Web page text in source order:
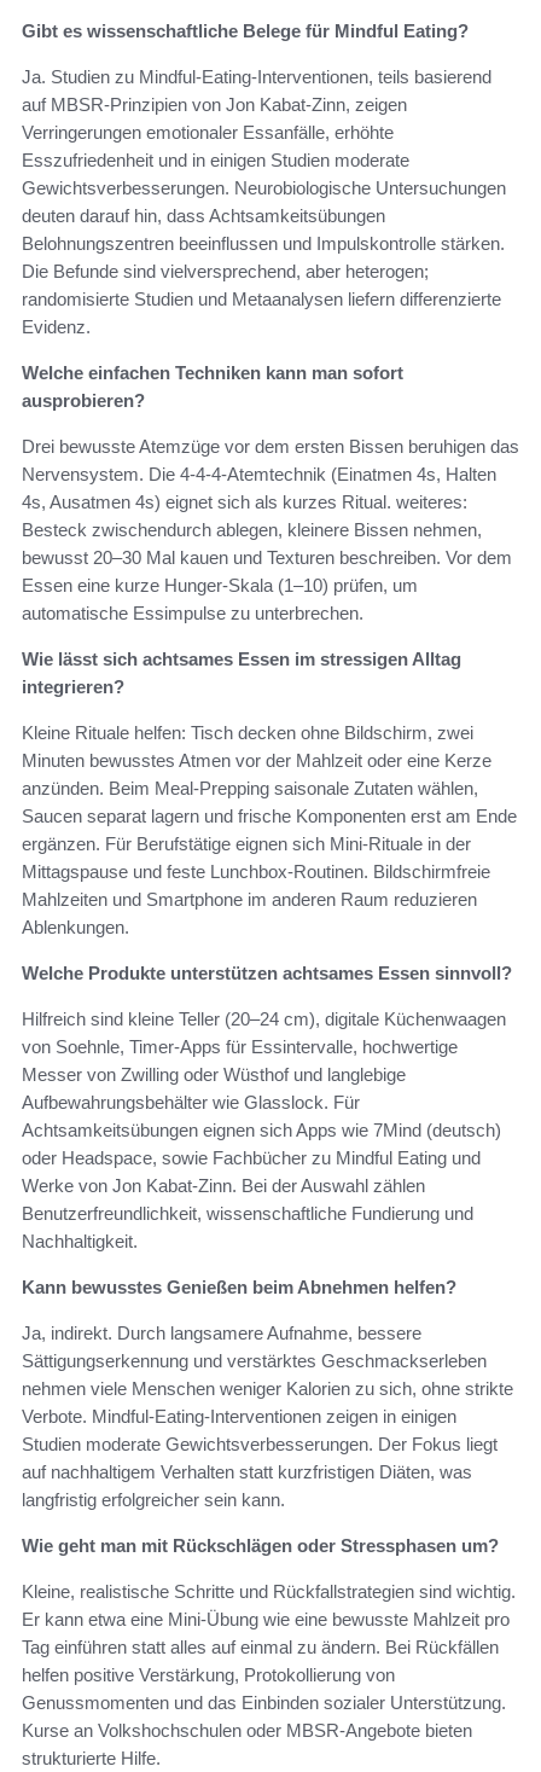
Gibt es wissenschaftliche Belege für Mindful Eating?
Ja. Studien zu Mindful-Eating-Interventionen, teils basierend
auf MBSR-Prinzipien von Jon Kabat‑Zinn, zeigen
Verringerungen emotionaler Essanfälle, erhöhte
Esszufriedenheit und in einigen Studien moderate
Gewichtsverbesserungen. Neurobiologische Untersuchungen
deuten darauf hin, dass Achtsamkeitsübungen
Belohnungszentren beeinflussen und Impulskontrolle stärken.
Die Befunde sind vielversprechend, aber heterogen;
randomisierte Studien und Metaanalysen liefern differenzierte
Evidenz.
Welche einfachen Techniken kann man sofort
ausprobieren?
Drei bewusste Atemzüge vor dem ersten Bissen beruhigen das
Nervensystem. Die 4-4-4-Atemtechnik (Einatmen 4s, Halten
4s, Ausatmen 4s) eignet sich als kurzes Ritual. weiteres:
Besteck zwischendurch ablegen, kleinere Bissen nehmen,
bewusst 20–30 Mal kauen und Texturen beschreiben. Vor dem
Essen eine kurze Hunger-Skala (1–10) prüfen, um
automatische Essimpulse zu unterbrechen.
Wie lässt sich achtsames Essen im stressigen Alltag
integrieren?
Kleine Rituale helfen: Tisch decken ohne Bildschirm, zwei
Minuten bewusstes Atmen vor der Mahlzeit oder eine Kerze
anzünden. Beim Meal-Prepping saisonale Zutaten wählen,
Saucen separat lagern und frische Komponenten erst am Ende
ergänzen. Für Berufstätige eignen sich Mini-Rituale in der
Mittagspause und feste Lunchbox-Routinen. Bildschirmfreie
Mahlzeiten und Smartphone im anderen Raum reduzieren
Ablenkungen.
Welche Produkte unterstützen achtsames Essen sinnvoll?
Hilfreich sind kleine Teller (20–24 cm), digitale Küchenwaagen
von Soehnle, Timer-Apps für Essintervalle, hochwertige
Messer von Zwilling oder Wüsthof und langlebige
Aufbewahrungsbehälter wie Glasslock. Für
Achtsamkeitsübungen eignen sich Apps wie 7Mind (deutsch)
oder Headspace, sowie Fachbücher zu Mindful Eating und
Werke von Jon Kabat‑Zinn. Bei der Auswahl zählen
Benutzerfreundlichkeit, wissenschaftliche Fundierung und
Nachhaltigkeit.
Kann bewusstes Genießen beim Abnehmen helfen?
Ja, indirekt. Durch langsamere Aufnahme, bessere
Sättigungserkennung und verstärktes Geschmackserleben
nehmen viele Menschen weniger Kalorien zu sich, ohne strikte
Verbote. Mindful-Eating-Interventionen zeigen in einigen
Studien moderate Gewichtsverbesserungen. Der Fokus liegt
auf nachhaltigem Verhalten statt kurzfristigen Diäten, was
langfristig erfolgreicher sein kann.
Wie geht man mit Rückschlägen oder Stressphasen um?
Kleine, realistische Schritte und Rückfallstrategien sind wichtig.
Er kann etwa eine Mini-Übung wie eine bewusste Mahlzeit pro
Tag einführen statt alles auf einmal zu ändern. Bei Rückfällen
helfen positive Verstärkung, Protokollierung von
Genussmomenten und das Einbinden sozialer Unterstützung.
Kurse an Volkshochschulen oder MBSR‑Angebote bieten
strukturierte Hilfe.